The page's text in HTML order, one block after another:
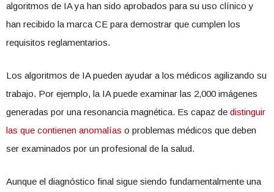
algoritmos de IA ya han sido aprobados para su uso clínico y
han recibido la marca CE para demostrar que cumplen los
requisitos reglamentarios.
Los algoritmos de IA pueden ayudar a los médicos agilizando su
trabajo. Por ejemplo, la IA puede examinar las 2,000 imágenes
generadas por una resonancia magnética. Es capaz de distinguir
las que contienen anomalías o problemas médicos que deben
ser examinados por un profesional de la salud.
Aunque el diagnóstico final sigue siendo fundamentalmente una